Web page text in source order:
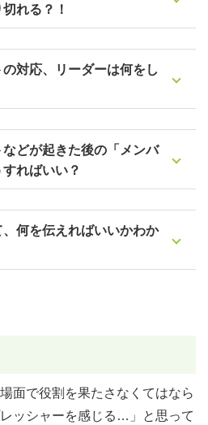
れる？！
対応、リーダーは何をし
どが起きた後の「メンバ
ればいい？
何を伝えればいいかわか
面で役割を果たさなくてはなら
ッシャーを感じる…」と思って